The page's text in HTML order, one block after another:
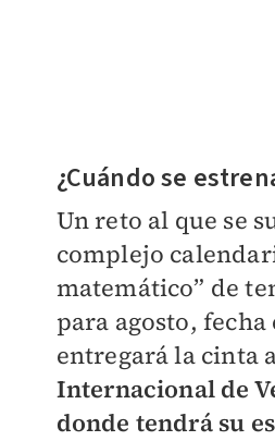
¿Cuándo se
Un reto al que se
complejo
matemático” de
para agosto, fecha
entregará la cinta
Internacional de
donde tendrá su